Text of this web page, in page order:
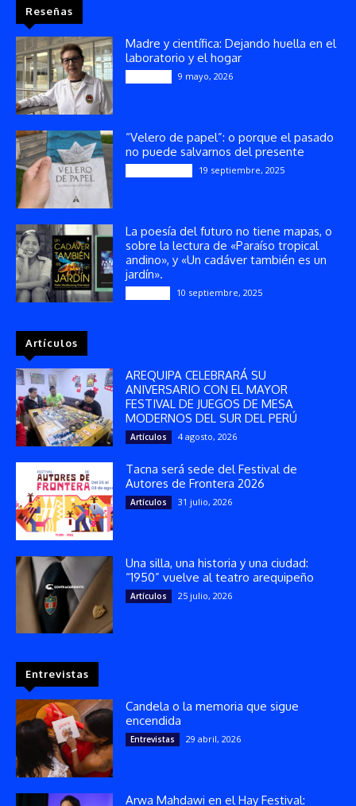
Reseñas
Madre y científica: Dejando huella en el
laboratorio y el hogar
9 mayo, 2026
“Velero de papel”: o porque el pasado
no puede salvarnos del presente
19 septiembre, 2025
La poesía del futuro no tiene mapas, o
sobre la lectura de «Paraíso tropical
andino», y «Un cadáver también es un
jardín».
10 septiembre, 2025
Artículos
AREQUIPA CELEBRARÁ SU
ANIVERSARIO CON EL MAYOR
FESTIVAL DE JUEGOS DE MESA
MODERNOS DEL SUR DEL PERÚ
Artículos 4 agosto, 2026
Tacna será sede del Festival de
Autores de Frontera 2026
Artículos 31 julio, 2026
Una silla, una historia y una ciudad:
“1950” vuelve al teatro arequipeño
Artículos 25 julio, 2026
Entrevistas
Candela o la memoria que sigue
encendida
Entrevistas 29 abril, 2026
Arwa Mahdawi en el Hay Festival: